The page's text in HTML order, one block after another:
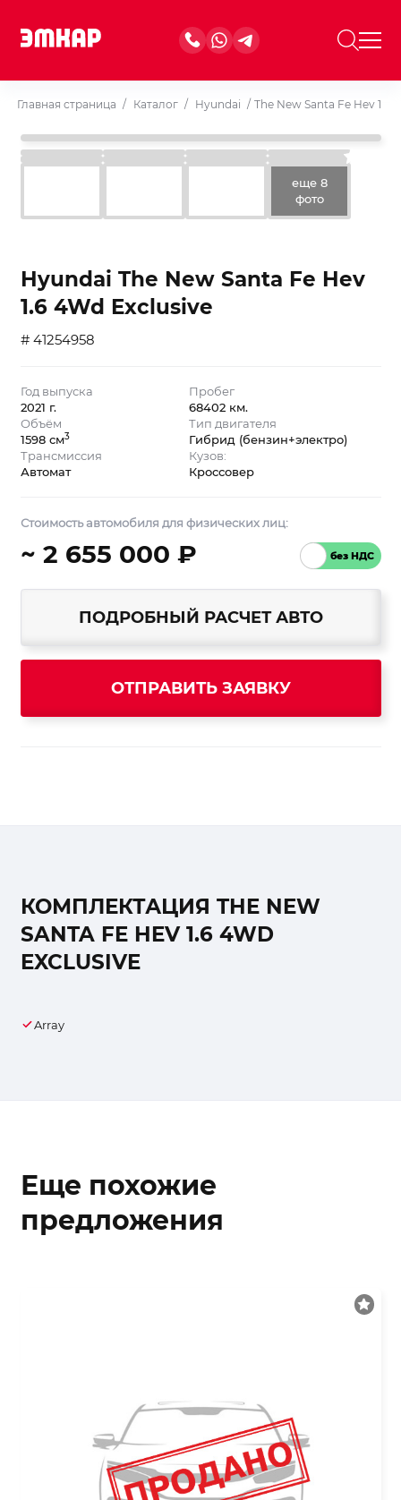
Главная страница / Каталог / Hyundai / The New Santa Fe Hev 1.6
еще 8
фото
Hyundai The New Santa Fe Hev
1.6 4Wd Exclusive
# 41254958
Год выпуска
2021 г.
Пробег
68402 км.
Объём
1598 см3
Тип двигателя
Гибрид (бензин+электро)
Трансмиссия
Автомат
Кузов:
Кроссовер
Стоимость автомобиля для физических лиц:
~ 2 655 000 ₽
ПОДРОБНЫЙ РАСЧЕТ АВТО
ОТПРАВИТЬ ЗАЯВКУ
КОМПЛЕКТАЦИЯ THE NEW
SANTA FE HEV 1.6 4WD
EXCLUSIVE
Array
Еще похожие
предложения